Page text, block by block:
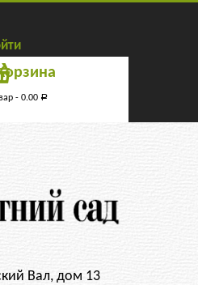
- 0.00 Р
Вал, дом 13